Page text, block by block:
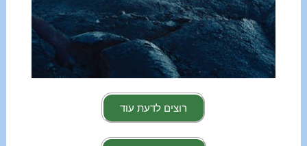
רוצים לדעת עוד